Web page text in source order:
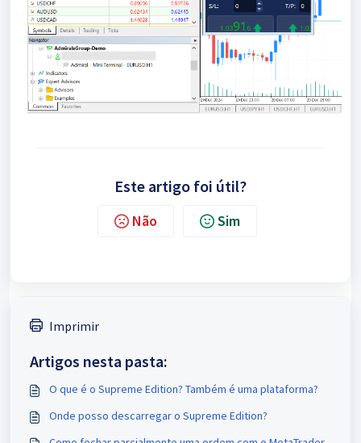
Este artigo foi útil?
Não Sim
Imprimir
Artigos nesta pasta:
O que é o Supreme Edition? Também é uma plataforma?
Onde posso descarregar o Supreme Edition?